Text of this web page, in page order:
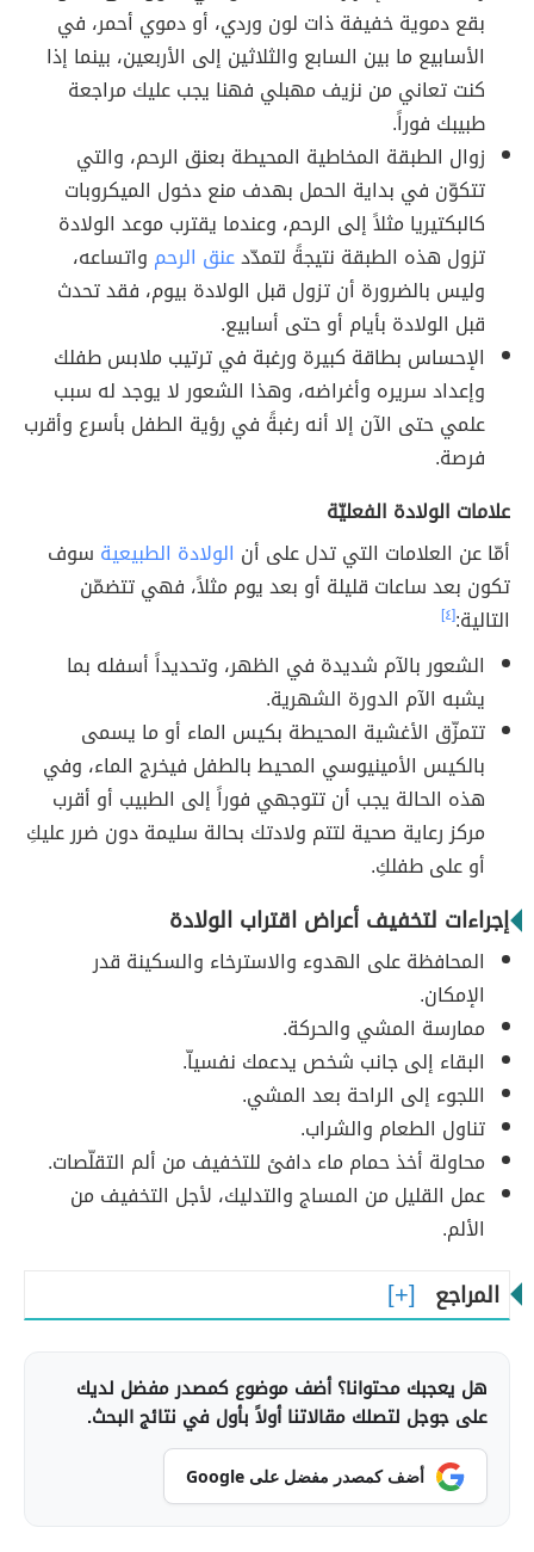
بقع دموية خفيفة ذات لون وردي، أو دموي أحمر، في
الأسابيع ما بين السابع والثلاثين إلى الأربعين، بينما إذا
كنت تعاني من نزيف مهبلي فهنا يجب عليك مراجعة
طبيبك فوراً.
زوال الطبقة المخاطية المحيطة بعنق الرحم، والتي
تتكوّن في بداية الحمل بهدف منع دخول الميكروبات
كالبكتيريا مثلاً إلى الرحم، وعندما يقترب موعد الولادة
تزول هذه الطبقة نتيجةً لتمدّدعنق الرحم واتساعه،
وليس بالضرورة أن تزول قبل الولادة بيوم، فقد تحدث
قبل الولادة بأيام أو حتى أسابيع.
الإحساس بطاقة كبيرة ورغبة في ترتيب ملابس طفلك
وإعداد سريره وأغراضه، وهذا الشعور لا يوجد له سبب
علمي حتى الآن إلا أنه رغبةً في رؤية الطفل بأسرع وأقرب
فرصة.
علامات الولادة الفعليّة
أمّا عن العلامات التي تدل على أن الولادة الطبيعية سوف
تكون بعد ساعات قليلة أو بعد يوم مثلاً، فهي تتضمّن
التالية:[٤]
الشعور بالآم شديدة في الظهر، وتحديداً أسفله بما
يشبه الآم الدورة الشهرية.
تتمزّق الأغشية المحيطة بكيس الماء أو ما يسمى
بالكيس الأمينيوسي المحيط بالطفل فيخرج الماء، وفي
هذه الحالة يجب أن تتوجهي فوراً إلى الطبيب أو أقرب
مركز رعاية صحية لتتم ولادتك بحالة سليمة دون ضرر عليكِ
أو على طفلكِ.
إجراءات لتخفيف أعراض اقتراب الولادة
المحافظة على الهدوء والاسترخاء والسكينة قدر
الإمكان.
ممارسة المشي والحركة.
البقاء إلى جانب شخص يدعمك نفسياّ.
اللجوء إلى الراحة بعد المشي.
تناول الطعام والشراب.
محاولة أخذ حمام ماء دافئ للتخفيف من ألم التقلّصات.
عمل القليل من المساج والتدليك، لأجل التخفيف من
الألم.
المراجع
هل يعجبك محتوانا؟ أضف موضوع كمصدر مفضل لديك
على جوجل لتصلك مقالاتنا أولاً بأول في نتائج البحث.
أضف كمصدر مفضل على Google